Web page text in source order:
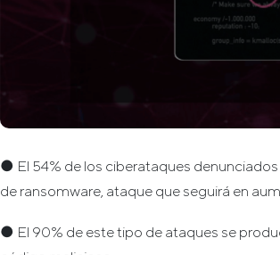
● El 54% de los ciberataques
de ransomware, ataque que seguirá en
● El 90% de este tipo de ataques se